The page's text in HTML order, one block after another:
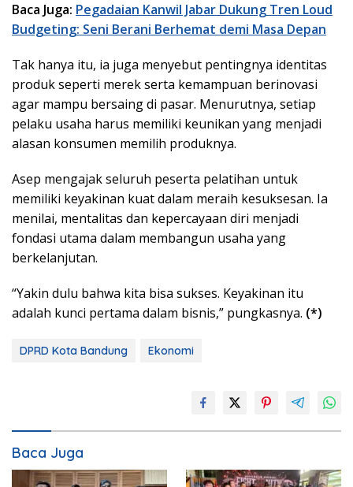
Baca Juga: Pegadaian Kanwil Jabar Dukung Tren Loud
Budgeting: Seni Berani Berhemat demi Masa Depan
Tak hanya itu, ia juga menyebut pentingnya identitas
produk seperti merek serta kemampuan berinovasi
agar mampu bersaing di pasar. Menurutnya, setiap
pelaku usaha harus memiliki keunikan yang menjadi
alasan konsumen memilih produknya.
Asep mengajak seluruh peserta pelatihan untuk
memiliki keyakinan kuat dalam meraih kesuksesan. Ia
menilai, mentalitas dan kepercayaan diri menjadi
fondasi utama dalam membangun usaha yang
berkelanjutan.
“Yakin dulu bahwa kita bisa sukses. Keyakinan itu
adalah kunci pertama dalam bisnis,” pungkasnya. (*)
DPRD Kota Bandung Ekonomi
Baca Juga